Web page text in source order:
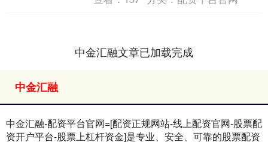
中金汇融文章已加载完成
中金汇融
中金汇融-配资平台官网=[配资正规网站-线上配资官网-股票配
资开户平台-股票上杠杆资金]是专业、安全、可靠的股票配资